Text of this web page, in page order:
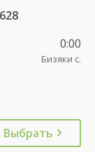
0:00
Бизяки с.
Выбрать